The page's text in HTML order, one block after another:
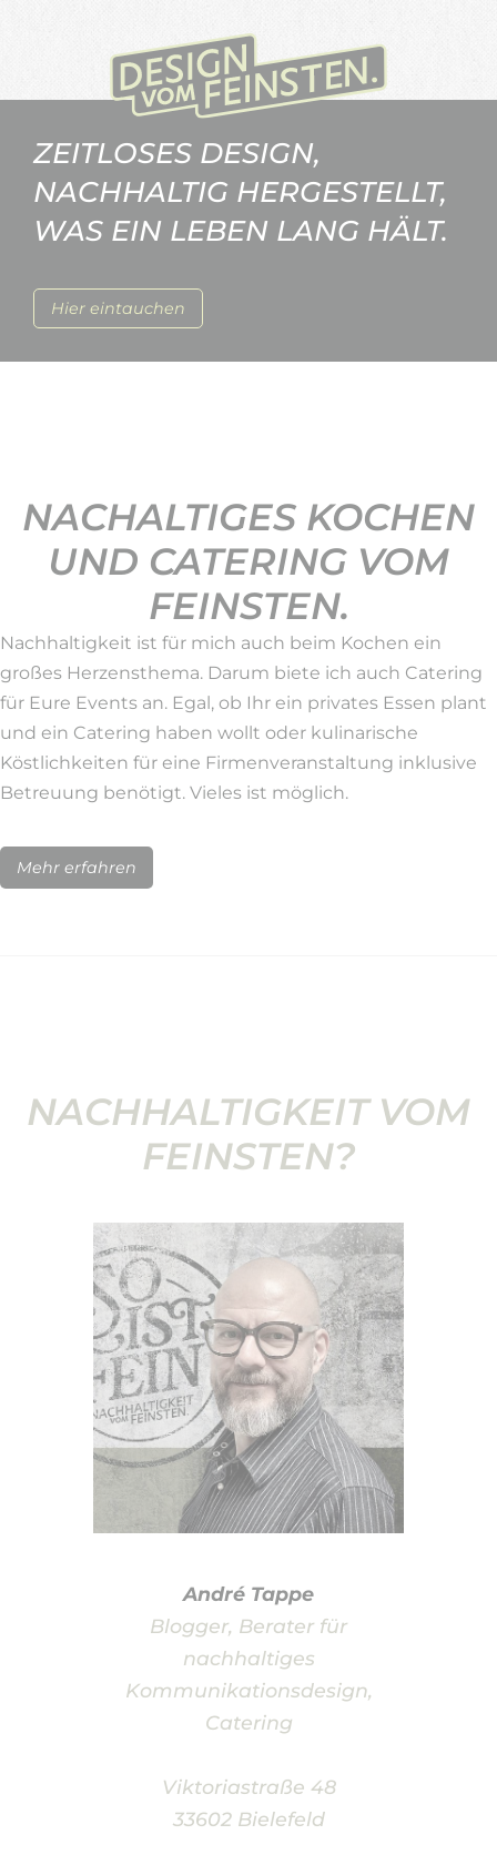
Hier eintauchen
ZEITLOSES DESIGN,
NACHHALTIG HERGESTELLT,
WAS EIN LEBEN LANG HÄLT.
NACHALTIGES KOCHEN
UND CATERING VOM
FEINSTEN.
Nachhaltigkeit ist für mich auch beim Kochen ein
großes Herzensthema. Darum biete ich auch Catering
für Eure Events an. Egal, ob Ihr ein privates Essen plant
und ein Catering haben wollt oder kulinarische
Köstlichkeiten für eine Firmenveranstaltung inklusive
Betreuung benötigt. Vieles ist möglich.
Mehr erfahren
NACHHALTIGKEIT VOM
FEINSTEN?
André Tappe
Blogger, Berater für
nachhaltiges
Kommunikationsdesign,
Catering
Viktoriastraße 48
33602 Bielefeld